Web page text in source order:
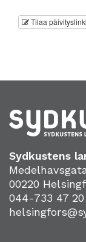
Tilaa
Sydkustens
00220
044-733 47 20